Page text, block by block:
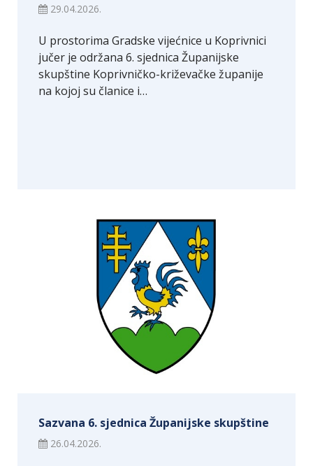
29.04.2026.
U prostorima Gradske vijećnice u Koprivnici
jučer je održana 6. sjednica Županijske
skupštine Koprivničko-križevačke županije
na kojoj su članice i…
Sazvana 6. sjednica Županijske skupštine
26.04.2026.